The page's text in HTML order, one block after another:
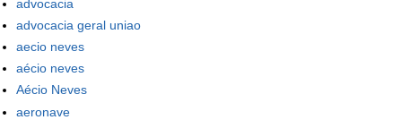
advocacia
advocacia geral uniao
aecio neves
aécio neves
Aécio Neves
aeronave